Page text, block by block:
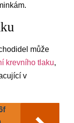
může
krevního tlaku,
v